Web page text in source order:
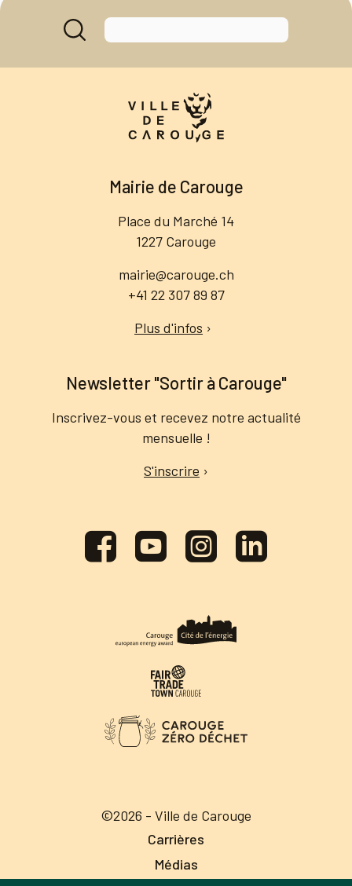
Mairie de Carouge
Place du Marché 14
1227 Carouge
mairie@carouge.ch
+41 22 307 89 87
Plus d'infos ›
Newsletter "Sortir à Carouge"
Inscrivez-vous et recevez notre actualité
mensuelle !
S'inscrire ›
©2026 - Ville de Carouge
Carrières
Médias